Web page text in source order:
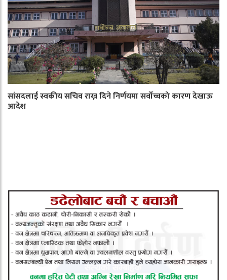
सांसदलाई स्वकीय सचिव राख्न दिने निर्णयमा सर्वोच्चको कारण देखाऊ
आदेश